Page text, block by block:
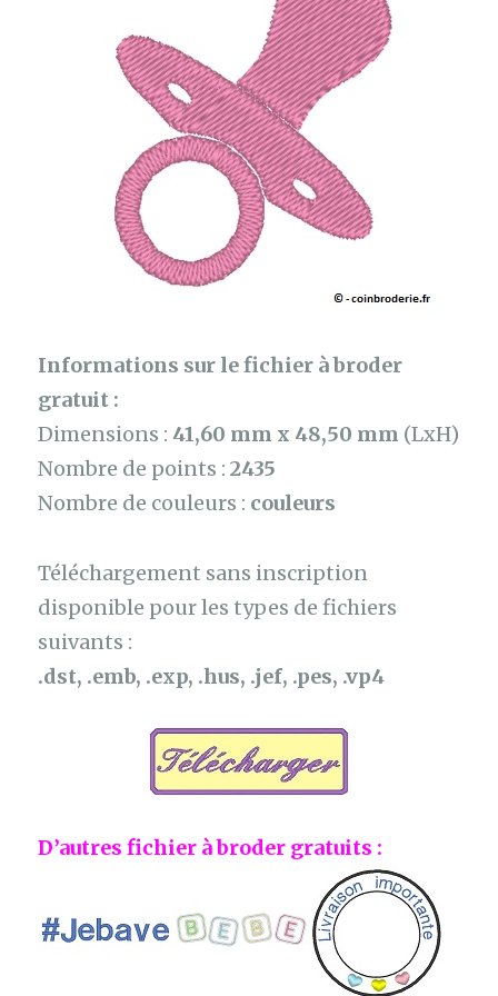
Informations sur le fichier à broder
gratuit :
Dimensions : 41,60 mm x 48,50 mm (LxH)
Nombre de points :2435
Nombre de couleurs : couleurs
Téléchargement sans inscription
disponible pour les types de fichiers
suivants :
.dst, .emb, .exp, .hus, .jef, .pes, .vp4
D’autres fichier à broder gratuits :